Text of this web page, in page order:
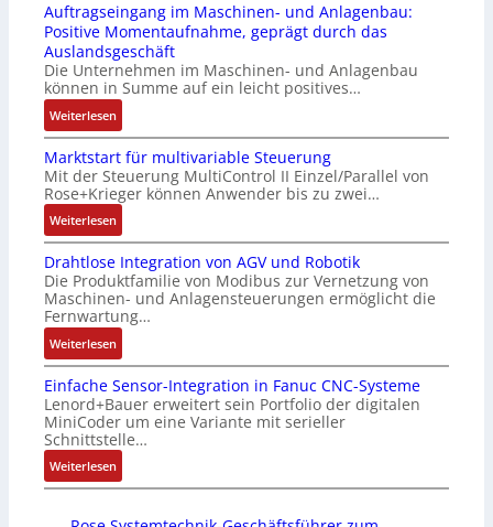
s
t
s
i
c
h
f
l
e
x
i
b
e
l
f
ü
r
i
e
A
n
w
n
r
i
n
e
n
G
u
n
d
G
a
u
d
n
R
a
p
e
3
-
Z
e
r
t
i
f
i
z
i
e
u
n
g
b
e
s
t
ä
t
i
t
u
c
k
a
u
s
g
l
e
i
c
h
e
l
e
m
e
n
t
e
m
i
S
Auftragseingang im Maschinen- und Anlagenbau:
Positive Momentaufnahme, geprägt durch das
Auslandsgeschäft
Die Unternehmen im Maschinen- und Anlagenbau
können in Summe auf ein leicht positives…
Weiterlesen:
A
u
f
t
r
a
g
s
e
i
n
g
a
n
g
i
m
M
Marktstart für multivariable Steuerung
Mit der Steuerung MultiControl II Einzel/Parallel von
Rose+Krieger können Anwender bis zu zwei…
Weiterlesen:
M
a
r
k
t
s
t
a
r
t
f
ü
r
Drahtlose Integration von AGV und Robotik
Die Produktfamilie von Modibus zur Vernetzung von
Maschinen- und Anlagensteuerungen ermöglicht die
Fernwartung…
Weiterlesen:
D
r
a
h
t
l
o
Einfache Sensor-Integration in Fanuc CNC-Systeme
Lenord+Bauer erweitert sein Portfolio der digitalen
MiniCoder um eine Variante mit serieller
Schnittstelle…
Weiterlesen:
E